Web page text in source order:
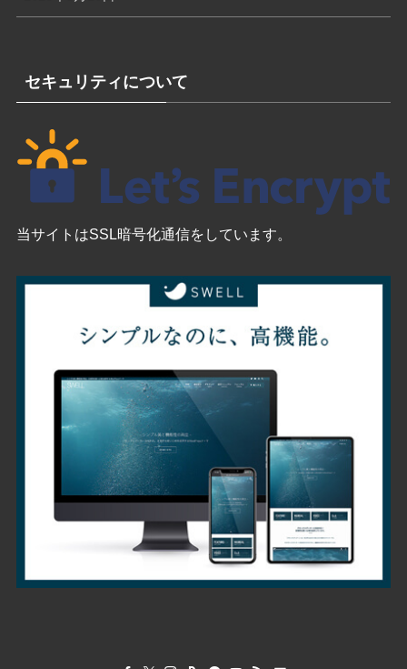
セキュリティについて
当サイトはSSL暗号化通信をしています。